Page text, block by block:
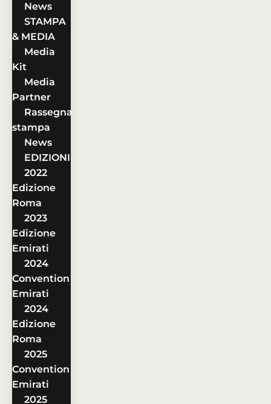
News
STAMPA
& MEDIA
Media
Kit
Media
Partner
Rassegna
stampa
News
EDIZIONI
2022
Edizione
Roma
2023
Edizione
Emirati
2024
Convention
Emirati
2024
Edizione
Roma
2025
Convention
Emirati
2025